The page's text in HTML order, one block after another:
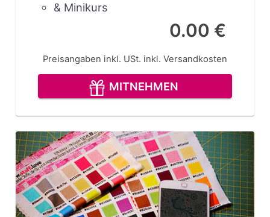
& Minikurs
0.00 €
Preisangaben inkl. USt. inkl. Versandkosten
MITNEHMEN